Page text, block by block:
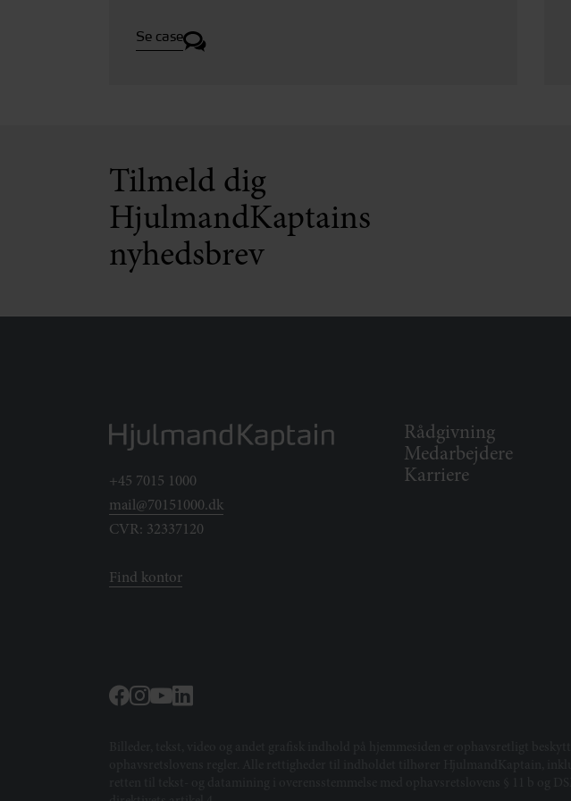
Se case
Tilmeld dig
HjulmandKaptains
nyhedsbrev
+45 7015 1000
mail@70151000.dk
CVR: 32337120
Find kontor
Rådgivning
Medarbejdere
Karriere